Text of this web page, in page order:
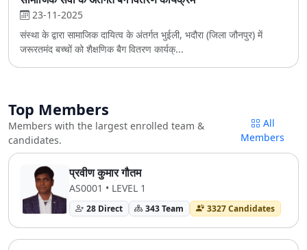
23-11-2025
संस्था के द्वारा सामाजिक दायित्व के अंतर्गत भुईली, भदौरा (जिला जौनपुर) में
जरूरतमंद बच्चों को शैक्षणिक बैग वितरण कार्यक्...
Top Members
Members with the largest enrolled team &
candidates.
All
Members
प्रवीण कुमार गौतम
AS0001 • LEVEL 1
28 Direct 343 Team 3327 Candidates